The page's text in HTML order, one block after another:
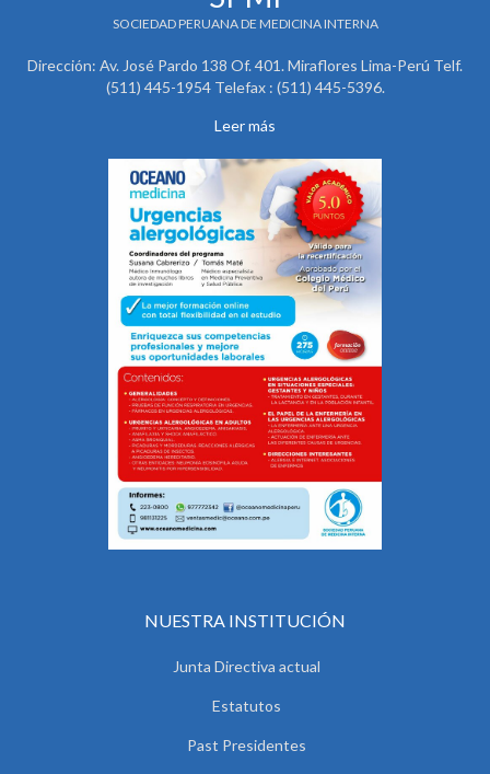
SOCIEDAD PERUANA DE MEDICINA INTERNA
Dirección: Av. José Pardo 138 Of. 401. Miraflores Lima-Perú Telf.
(511) 445-1954 Telefax : (511) 445-5396.
Leer más
NUESTRA INSTITUCIÓN
Junta Directiva actual
Estatutos
Past Presidentes